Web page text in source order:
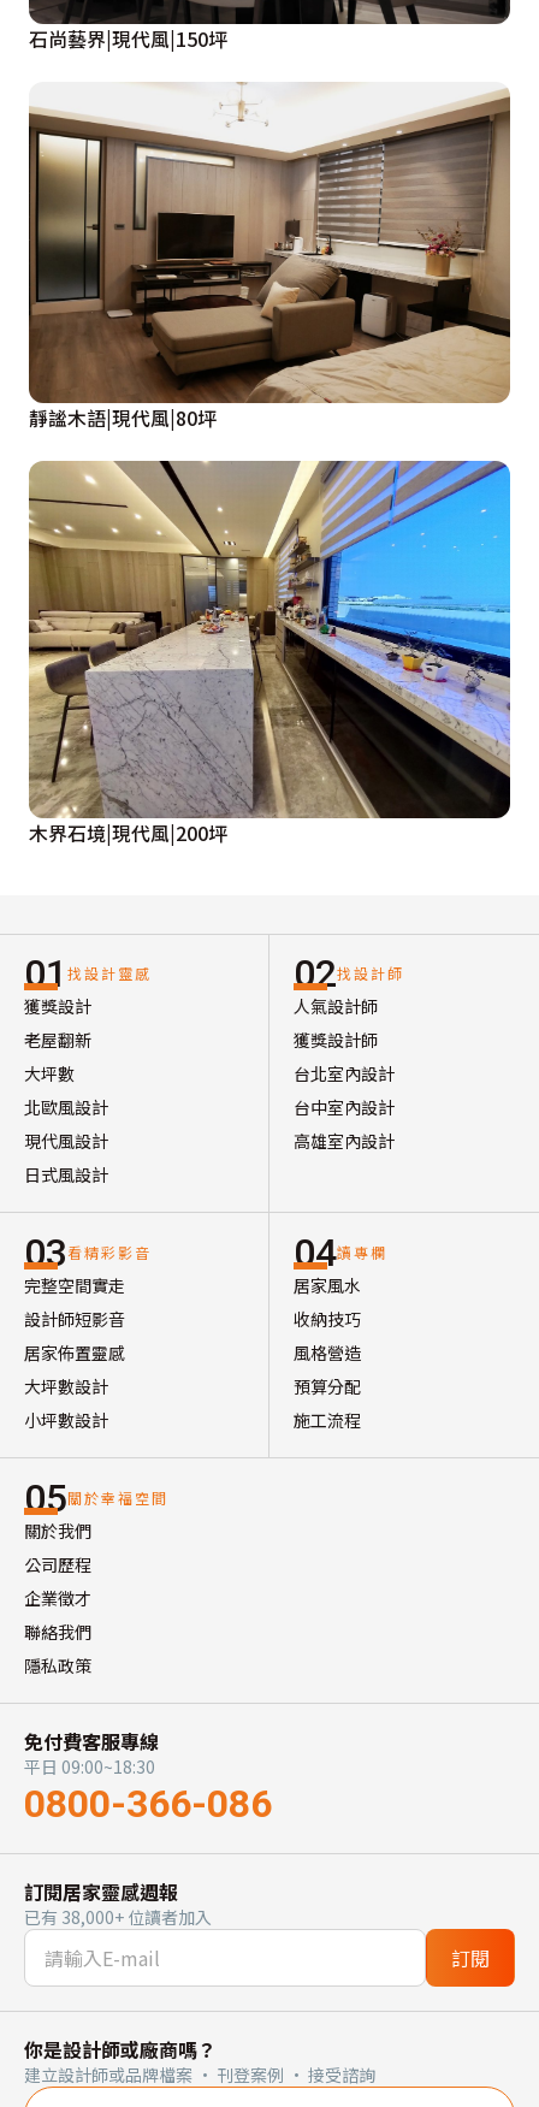
石尚藝界|現代風|150坪
靜謐木語|現代風|80坪
木界石境|現代風|200坪
01 找設計靈感
獲獎設計
老屋翻新
大坪數
北歐風設計
現代風設計
日式風設計
02找設計師
人氣設計師
獲獎設計師
台北室內設計
台中室內設計
高雄室內設計
03看精彩影音
完整空間實走
設計師短影音
居家佈置靈感
大坪數設計
小坪數設計
04讀專欄
居家風水
收納技巧
風格營造
預算分配
施工流程
05關於幸福空間
關於我們
公司歷程
企業徵才
聯絡我們
隱私政策
免付費客服專線
平日 09:00~18:30
0800-366-086
訂閱居家靈感週報
已有 38,000+ 位讀者加入
訂閱
你是設計師或廠商嗎？
建立設計師或品牌檔案 · 刊登案例 · 接受諮詢